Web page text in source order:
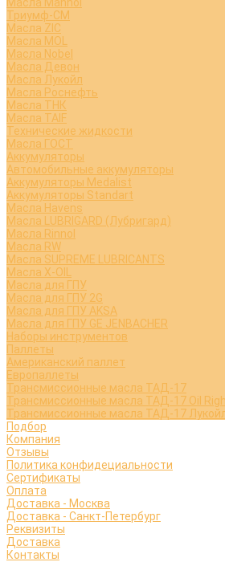
Триумф-СМ
Масла ZIC
Масла MOL
Масла Nobel
Масла Девон
Масла Лукойл
Масла Роснефть
Масла ТНК
Масла TAIF
Технические жидкости
Масла ГОСТ
Аккумуляторы
Автомобильные аккумуляторы
Аккумуляторы Medalist
Аккумуляторы Standart
Масла Havens
Масла LUBRIGARD (Лубригард)
Масла Rinnol
Масла RW
Масла SUPREME LUBRICANTS
Масла X-OIL
Масла для ГПУ
Масла для ГПУ 2G
Масла для ГПУ AKSA
Масла для ГПУ GE JENBACHER
Наборы инструментов
Паллеты
Американский паллет
Европаллеты
Трансмиссионные масла ТАД-17
Трансмиссионные масла ТАД-17 Oil
Трансмиссионные масла ТАД-17
Подбор
Компания
Отзывы
Политика конфидециальности
Сертификаты
Оплата
Доставка - Москва
Доставка - Санкт-Петербург
Реквизиты
Доставка
Контакты